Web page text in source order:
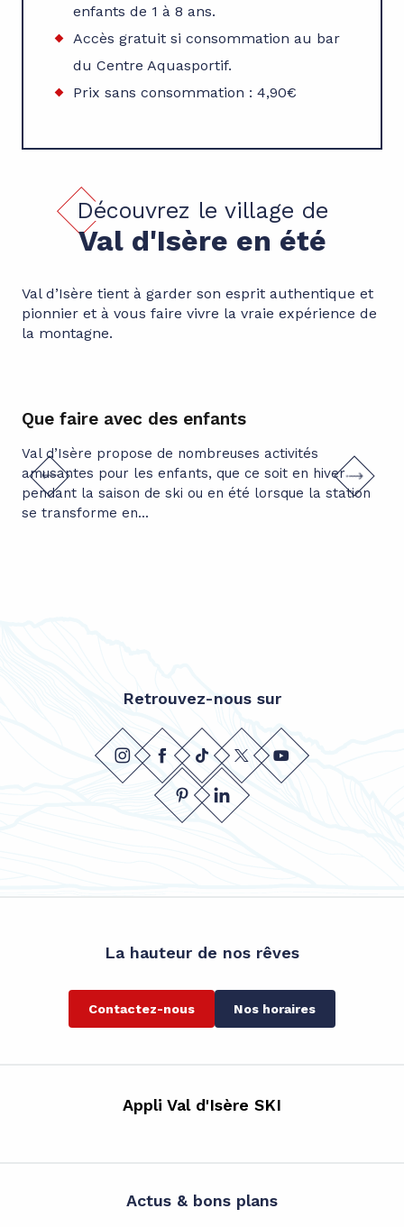
enfants de 1 à 8 ans.
Accès gratuit si consommation au bar
du Centre Aquasportif.
Prix sans consommation : 4,90€
Découvrez le village de
Val d'Isère en été
Val d’Isère tient à garder son esprit authentique et
pionnier et à vous faire vivre la vraie expérience de
la montagne.
Que faire avec des enfants
Val d’Isère propose de nombreuses activités
amusantes pour les enfants, que ce soit en hiver
pendant la saison de ski ou en été lorsque la station
se transforme en...
Retrouvez-nous sur
La hauteur de nos rêves
Contactez-nous Nos horaires
Appli Val d'Isère SKI
Actus & bons plans